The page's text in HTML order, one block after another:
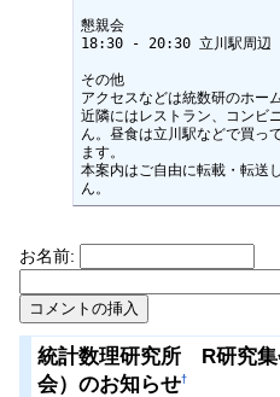
懇親会
18:30 - 20:30 立川駅周辺
その他
アクセスなどは統数研のホー
近隣にはレストラン、コンビ
ん。昼食は立川駅などで買っ
ます。
本案内はご自由に転載・転送
ん。
お名前:
統計数理研究所 R研究
会）のお知らせ†